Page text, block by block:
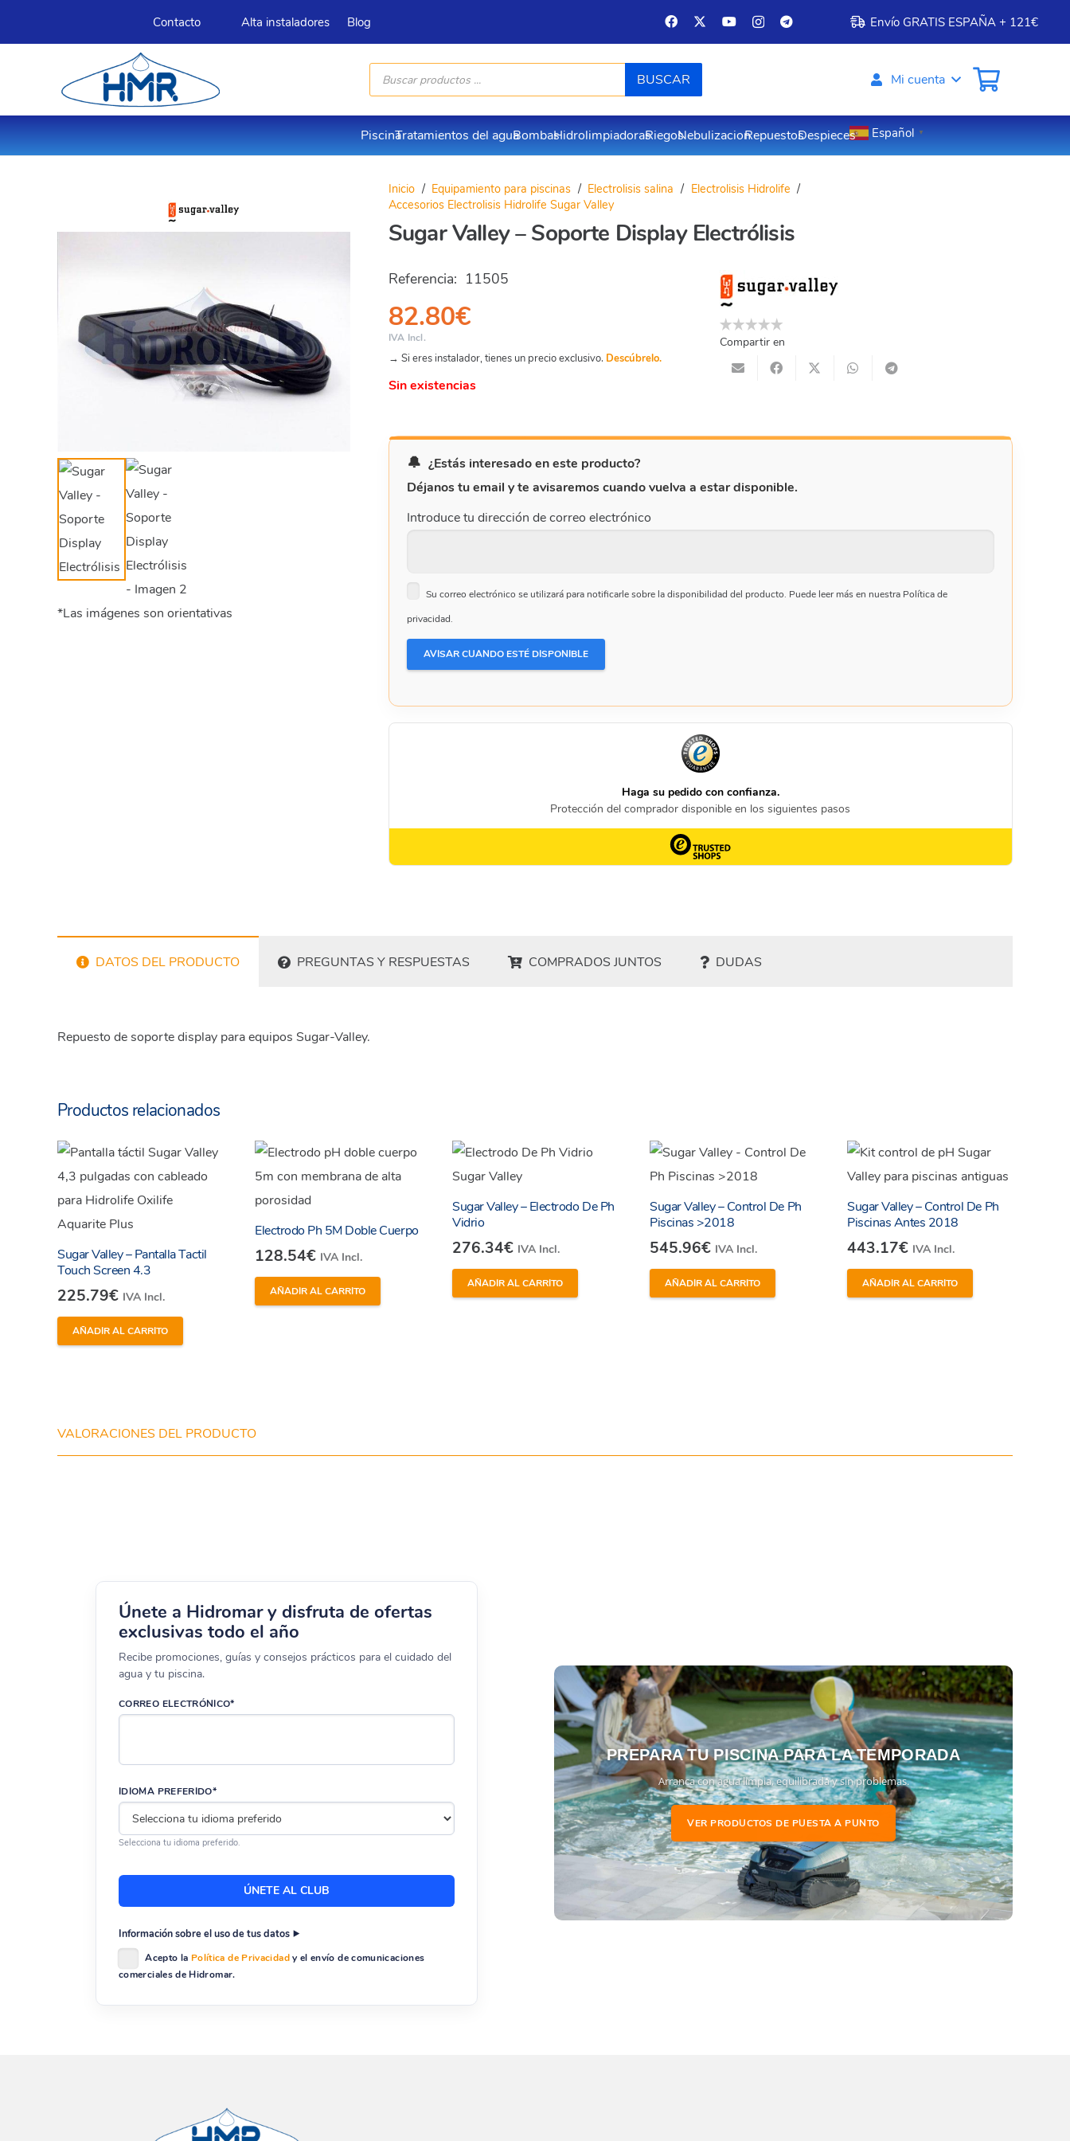
Contacto Alta instaladores Blog Envío GRATIS ESPAÑA + 121€
Búsqueda
productos
BUSCAR Mi cuenta
PiscinaTratamientos del aguaBombasHidrolimpiadorasRiegosNebulizacionRepuestosDespieces Español ▼
*Las imágenes son orientativas
Inicio / Equipamiento para piscinas / Electrolisis salina / Electrolisis Hidrolife /
Accesorios Electrolisis Hidrolife Sugar Valley
Sugar Valley – Soporte Display Electrólisis
Referencia: 11505
82.80€
IVA Incl.
→ Si eres instalador, tienes un precio exclusivo. Descúbrelo.
Sin existencias
Compartir en
¿Estás interesado en este producto?
Déjanos tu email y te avisaremos cuando vuelva a estar disponible.
Introduce tu dirección de correo electrónico
Su correo electrónico se utilizará para notificarle sobre la disponibilidad del producto. Puede leer más en nuestra Política de
privacidad.
DATOS DEL PRODUCTO PREGUNTAS Y RESPUESTAS COMPRADOS JUNTOS DUDAS
Repuesto de soporte display para equipos Sugar-Valley.
Productos relacionados
Sugar Valley – Pantalla Tactil
Touch Screen 4.3
225.79€ IVA Incl.
AÑADIR AL CARRITO
Electrodo Ph 5M Doble Cuerpo
128.54€ IVA Incl.
AÑADIR AL CARRITO
Sugar Valley – Electrodo De Ph
Vidrio
276.34€ IVA Incl.
AÑADIR AL CARRITO
Sugar Valley – Control De Ph
Piscinas >2018
545.96€ IVA Incl.
AÑADIR AL CARRITO
Sugar Valley – Control De Ph
Piscinas Antes 2018
443.17€ IVA Incl.
AÑADIR AL CARRITO
VALORACIONES DEL PRODUCTO
Únete a Hidromar y disfruta de ofertas
exclusivas todo el año
Recibe promociones, guías y consejos prácticos para el cuidado del
agua y tu piscina.
CORREO ELECTRÓNICO*
IDIOMA PREFERIDO*
Selecciona tu idioma preferido.
Información sobre el uso de tus datos
Acepto la Política de Privacidady el envío de comunicaciones
comerciales de Hidromar.
PREPARA TU PISCINA PARA LA TEMPORADA
Arranca con agua limpia, equilibrada y sin problemas.
VER PRODUCTOS DE PUESTA A PUNTO